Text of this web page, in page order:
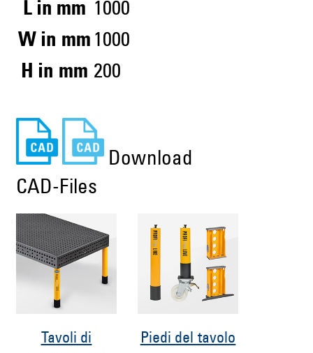
L in mm 1000
W in mm 1000
H in mm 200
Download
CAD-Files
Tavoli di
Piedi del tavolo